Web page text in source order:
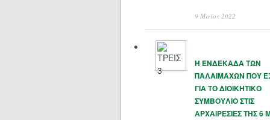
9 Μάϊος 2022
Η ΕΝΔΕΚΑΔΑ ΤΩΝ
ΠΑΛΑΙΜΑΧΩΝ ΠΟΥ
ΓΙΑ ΤΟ ΔΙΟΙΚΗΤΙΚΟ
ΣΥΜΒΟΥΛΙΟ ΣΤΙΣ
ΑΡΧΑΙΡΕΣΙΕΣ ΤΗΣ 6